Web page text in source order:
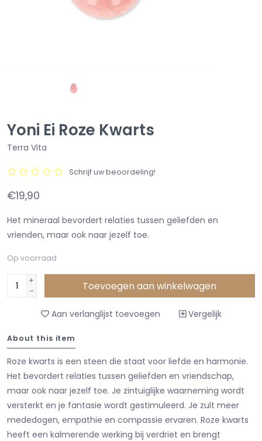
Yoni Ei Roze Kwarts
Terra Vita
Schrijf uw beoordeling!
€19,90
Het mineraal bevordert relaties tussen geliefden en
vrienden, maar ook naar jezelf toe.
Op voorraad
+
-
Toevoegen aan winkelwagen
Aan verlanglijst toevoegen Vergelijk
About this item
Roze kwarts is een steen die staat voor liefde en harmonie.
Het bevordert relaties tussen geliefden en vriendschap,
maar ook naar jezelf toe. Je zintuiglijke waarneming wordt
versterkt en je fantasie wordt gestimuleerd. Je zult meer
mededogen, empathie en compassie ervaren. Roze kwarts
heeft een kalmerende werking bij verdriet en brengt